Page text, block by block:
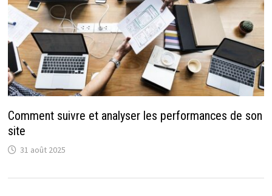
Comment suivre et analyser les performances de son
site
31 août 2025